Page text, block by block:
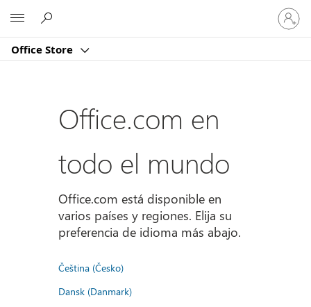
Office Store
Iniciar
sesión
en
cuenta
Office.com en
todo el mundo
Office.com está disponible en
varios países y regiones. Elija su
preferencia de idioma más abajo.
Čeština (Česko)
Dansk (Danmark)